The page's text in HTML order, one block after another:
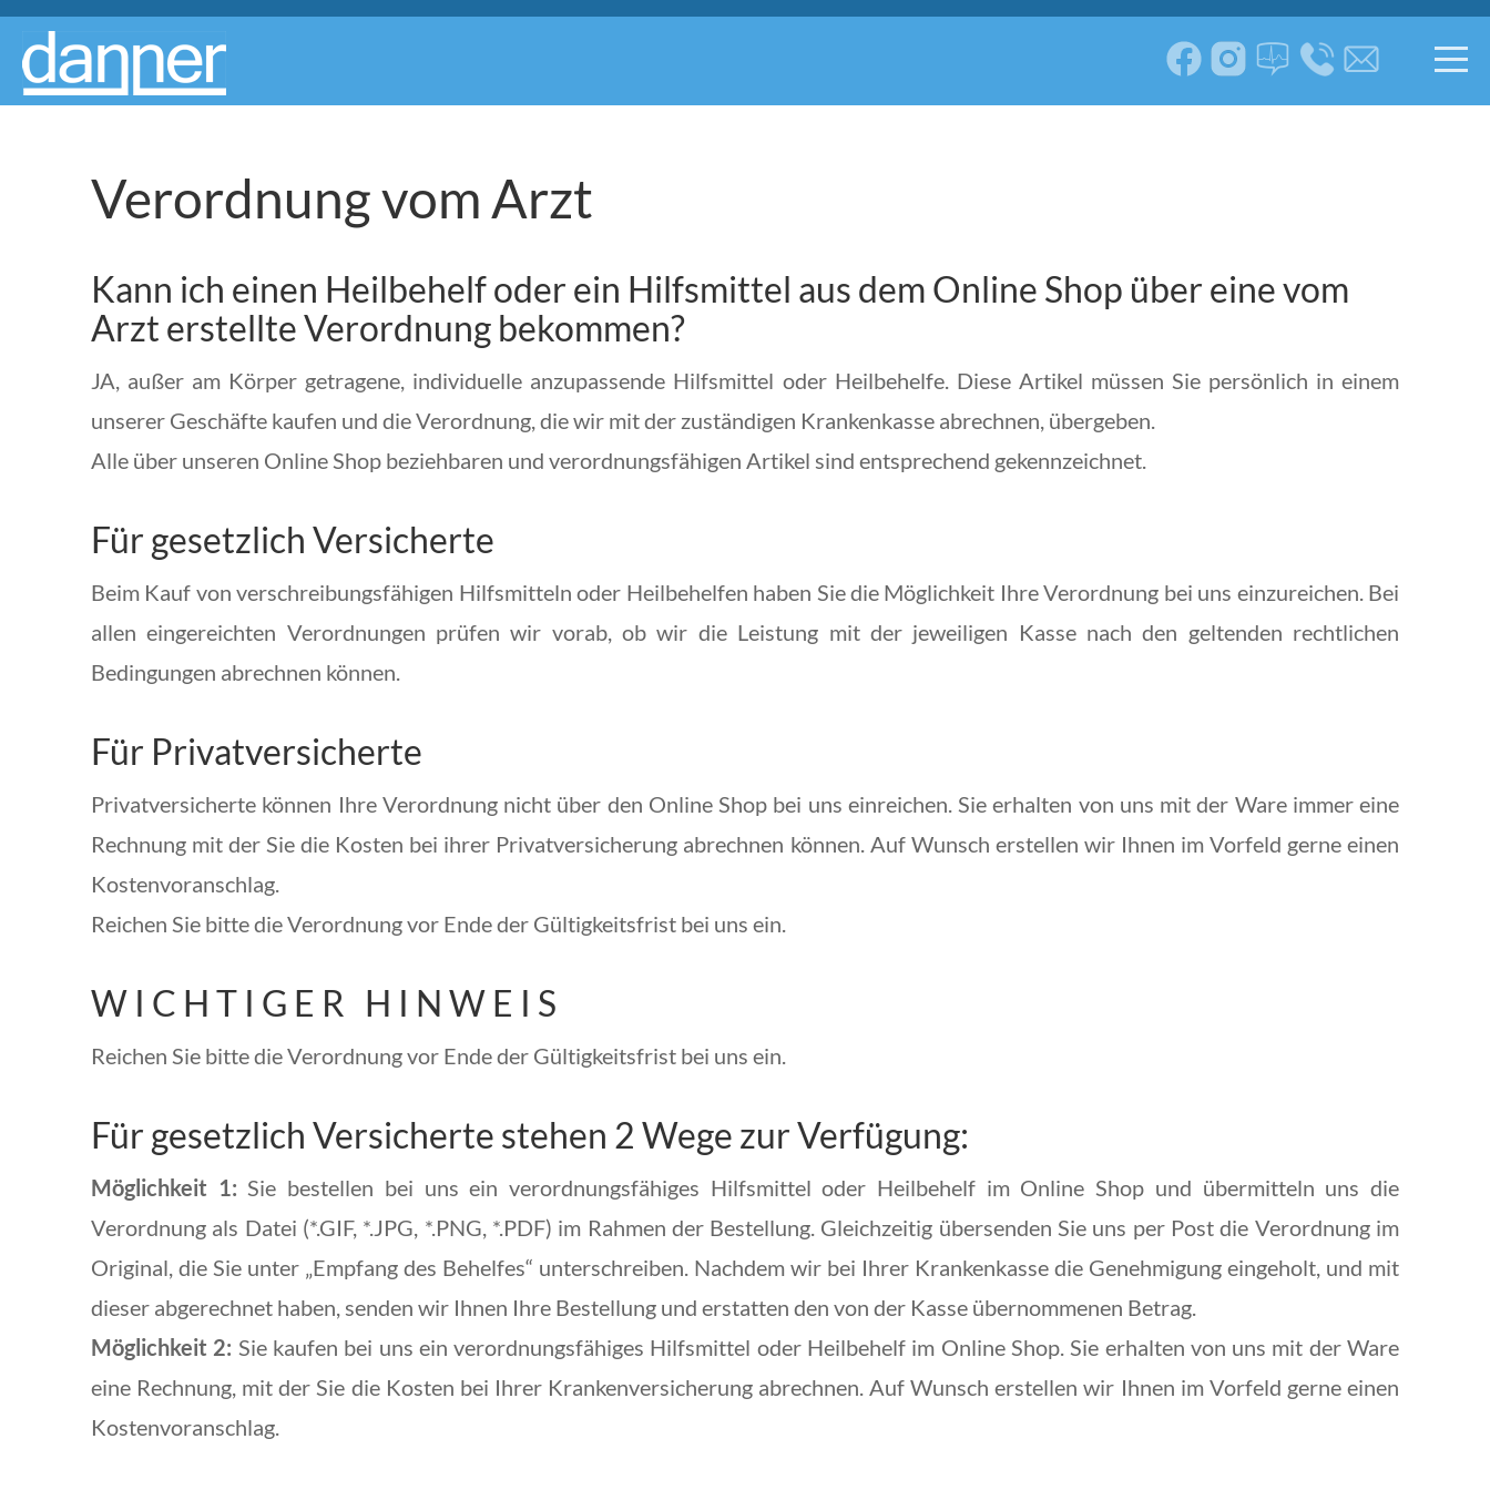
Verordnung vom Arzt
Kann ich einen Heilbehelf oder ein Hilfsmittel aus dem Online Shop über eine vom
Arzt erstellte Verordnung bekommen?
JA, außer am Körper getragene, individuelle anzupassende Hilfsmittel oder Heilbehelfe. Diese Artikel müssen Sie persönlich in einem
unserer Geschäfte kaufen und die Verordnung, die wir mit der zuständigen Krankenkasse abrechnen, übergeben.
Alle über unseren Online Shop beziehbaren und verordnungsfähigen Artikel sind entsprechend gekennzeichnet.
Für gesetzlich Versicherte
Beim Kauf von verschreibungsfähigen Hilfsmitteln oder Heilbehelfen haben Sie die Möglichkeit Ihre Verordnung bei uns einzureichen. Bei
allen eingereichten Verordnungen prüfen wir vorab, ob wir die Leistung mit der jeweiligen Kasse nach den geltenden rechtlichen
Bedingungen abrechnen können.
Für Privatversicherte
Privatversicherte können Ihre Verordnung nicht über den Online Shop bei uns einreichen. Sie erhalten von uns mit der Ware immer eine
Rechnung mit der Sie die Kosten bei ihrer Privatversicherung abrechnen können. Auf Wunsch erstellen wir Ihnen im Vorfeld gerne einen
Kostenvoranschlag.
Reichen Sie bitte die Verordnung vor Ende der Gültigkeitsfrist bei uns ein.
W I C H T I G E R H I N W E I S
Reichen Sie bitte die Verordnung vor Ende der Gültigkeitsfrist bei uns ein.
Für gesetzlich Versicherte stehen 2 Wege zur Verfügung:
Möglichkeit 1: Sie bestellen bei uns ein verordnungsfähiges Hilfsmittel oder Heilbehelf im Online Shop und übermitteln uns die
Verordnung als Datei (*.GIF, *.JPG, *.PNG, *.PDF) im Rahmen der Bestellung. Gleichzeitig übersenden Sie uns per Post die Verordnung im
Original, die Sie unter „Empfang des Behelfes“ unterschreiben. Nachdem wir bei Ihrer Krankenkasse die Genehmigung eingeholt, und mit
dieser abgerechnet haben, senden wir Ihnen Ihre Bestellung und erstatten den von der Kasse übernommenen Betrag.
Möglichkeit 2: Sie kaufen bei uns ein verordnungsfähiges Hilfsmittel oder Heilbehelf im Online Shop. Sie erhalten von uns mit der Ware
eine Rechnung, mit der Sie die Kosten bei Ihrer Krankenversicherung abrechnen. Auf Wunsch erstellen wir Ihnen im Vorfeld gerne einen
Kostenvoranschlag.